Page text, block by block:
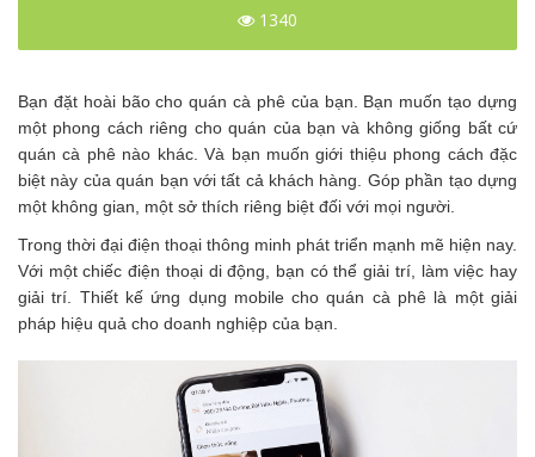
1340
Bạn đặt hoài bão cho quán cà phê của bạn. Bạn muốn tạo dựng
một phong cách riêng cho quán của bạn và không giống bất cứ
quán cà phê nào khác. Và bạn muốn giới thiệu phong cách đặc
biệt này của quán bạn với tất cả khách hàng. Góp phần tạo dựng
một không gian, một sở thích riêng biệt đối với mọi người.
Trong thời đại điện thoại thông minh phát triển mạnh mẽ hiện nay.
Với một chiếc điện thoại di động, bạn có thể giải trí, làm việc hay
giải trí. Thiết kế ứng dụng mobile cho quán cà phê là một giải
pháp hiệu quả cho doanh nghiệp của bạn.